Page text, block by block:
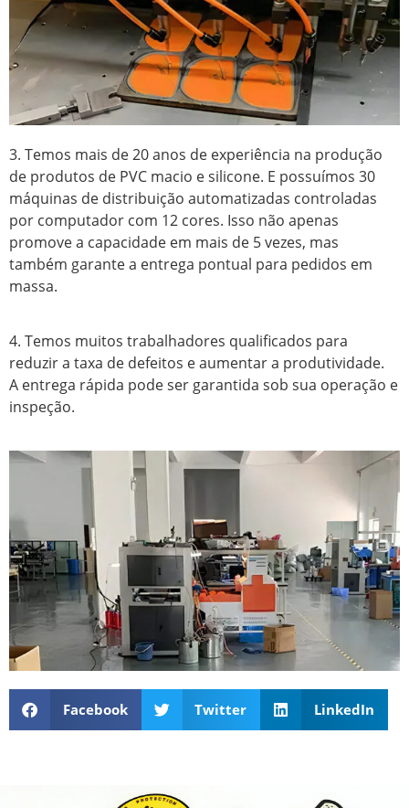
3. Temos mais de 20 anos de experiência na produção
de produtos de PVC macio e silicone. E possuímos 30
máquinas de distribuição automatizadas controladas
por computador com 12 cores. Isso não apenas
promove a capacidade em mais de 5 vezes, mas
também garante a entrega pontual para pedidos em
massa.
4. Temos muitos trabalhadores qualificados para
reduzir a taxa de defeitos e aumentar a produtividade.
A entrega rápida pode ser garantida sob sua operação e
inspeção.
Facebook Twitter LinkedIn